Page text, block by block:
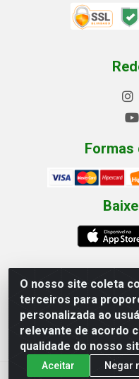
O nosso site coleta
terceiros para
personalizada ao
relevante de acordo
qualidade do nosso
Aceitar Negar
Formas
Eletrofarias
Chateaubriand, 2500 -
- CEP 58.410-062